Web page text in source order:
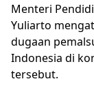
Menteri
Yuliarto
dugaan
Indonesia di
tersebut.